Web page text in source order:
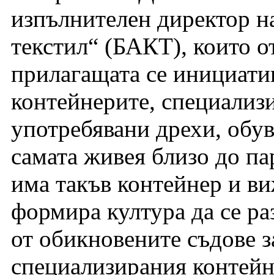
изпълнителен директор
текстил“ (БАКТ), които
прилагащата се
контейнерите,
употребявани дрехи,
самата живея близо до
има такъв контейнер и
формира култура да се
от обикновените съдове
специализирания